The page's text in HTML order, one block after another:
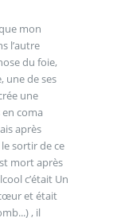
mon
l’autre
du foie,
une de ses
une
coma
après
sortir de ce
mort après
c’était Un
et était
, il